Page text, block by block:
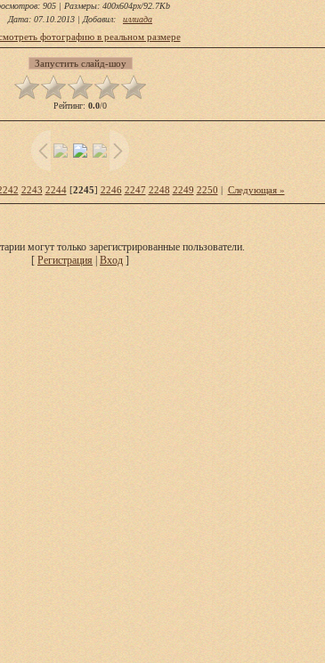
: 905 | Размеры: 400x604px/92.7Kb
Дата: 07.10.2013 | Добавил: иллиада
фотографию в реальном размере
Рейтинг: 0.0/0
2243 2244[2245] 2246 2247 2248 2249 2250 | Следующая »
могут только зарегистрированные пользователи.
[ Регистрация Вход ]